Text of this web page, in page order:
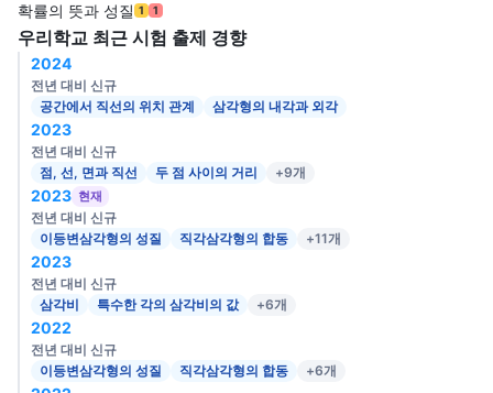
확률의 뜻과 성질 1 1
우리학교 최근 시험 출제 경향
2024
전년 대비 신규
공간에서 직선의 위치 관계
삼각형의 내각과 외각
2023
전년 대비 신규
점, 선, 면과 직선
두 점 사이의 거리 +9개
2023 현재
전년 대비 신규
이등변삼각형의 성질
직각삼각형의 합동 +11개
2023
전년 대비 신규
삼각비
특수한 각의 삼각비의 값 +6개
2022
전년 대비 신규
이등변삼각형의 성질
직각삼각형의 합동 +6개